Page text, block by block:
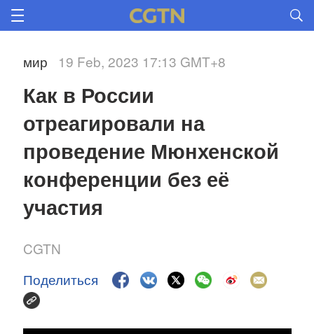
мир 19 Feb, 2023 17:13 GMT+8
Как в России
отреагировали на
проведение Мюнхенской
конференции без её
участия
CGTN
Поделиться